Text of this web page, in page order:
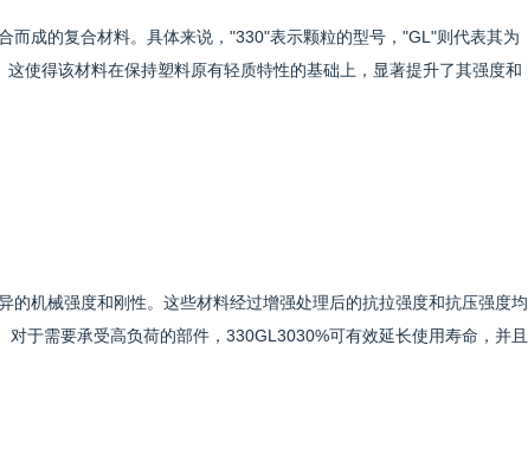
成的复合材料。具体来说，"330"表示颗粒的型号，"GL"则代表其为
使得该材料在保持塑料原有轻质特性的基础上，显著提升了其强度和
机械强度和刚性。这些材料经过增强处理后的抗拉强度和抗压强度均
于需要承受高负荷的部件，330GL3030%可有效延长使用寿命，并且